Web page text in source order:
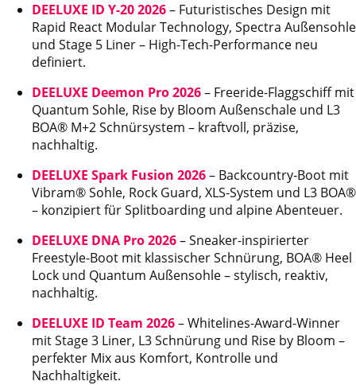
DEELUXE ID Y-20 2026– Futuristisches Design mit
Rapid React Modular Technology, Spectra Außensohle
und Stage 5 Liner – High-Tech-Performance neu
definiert.
DEELUXE Deemon Pro 2026– Freeride-Flaggschiff mit
Quantum Sohle, Rise by Bloom Außenschale und L3
BOA® M+2 Schnürsystem – kraftvoll, präzise,
nachhaltig.
DEELUXE Spark Fusion 2026– Backcountry-Boot mit
Vibram® Sohle, Rock Guard, XLS-System und L3 BOA®
– konzipiert für Splitboarding und alpine Abenteuer.
DEELUXE DNA Pro 2026– Sneaker-inspirierter
Freestyle-Boot mit klassischer Schnürung, BOA® Heel
Lock und Quantum Außensohle – stylisch, reaktiv,
nachhaltig.
DEELUXE ID Team 2026– Whitelines-Award-Winner
mit Stage 3 Liner, L3 Schnürung und Rise by Bloom –
perfekter Mix aus Komfort, Kontrolle und
Nachhaltigkeit.